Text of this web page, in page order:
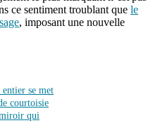
ce sentiment troublant que le
, imposant une nouvelle
se met
courtoisie
qui